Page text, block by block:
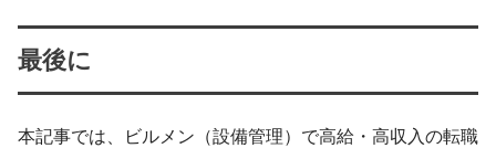
最後に
本記事では、ビルメン（設備管理）で高給・高収入の転職